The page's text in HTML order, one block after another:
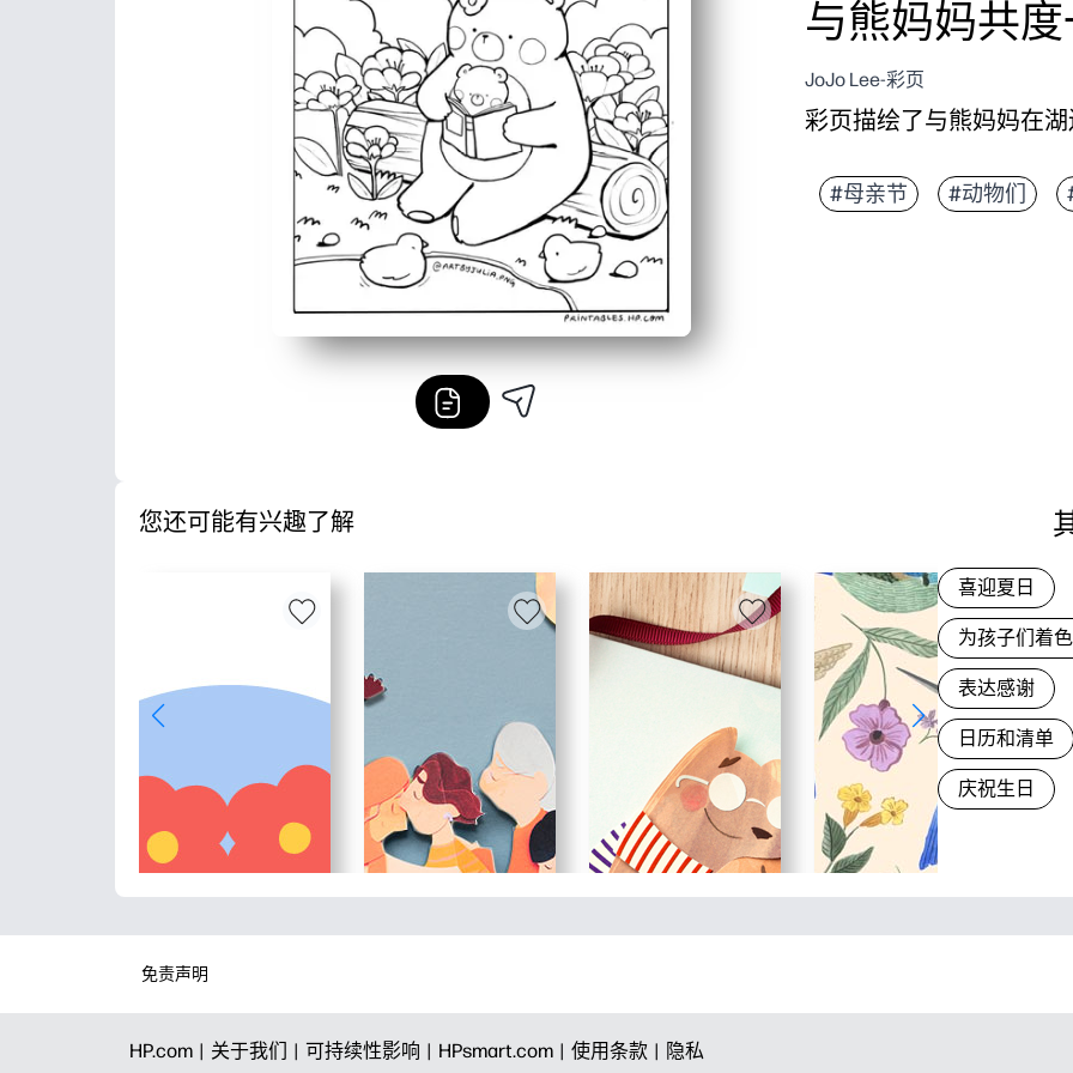
与熊妈妈共
JoJo Lee-彩页
彩页描绘了与熊妈妈在
你可以在几秒钟内打
#母亲节 #动物们
您还可能有兴趣了解
喜迎夏日
为孩子们着色
表达感谢
日历和清单
庆祝生日
免责声明
HP.com | 关于我们 | 可持续性影响 | HPsmart.com | 使用条款 | 隐私